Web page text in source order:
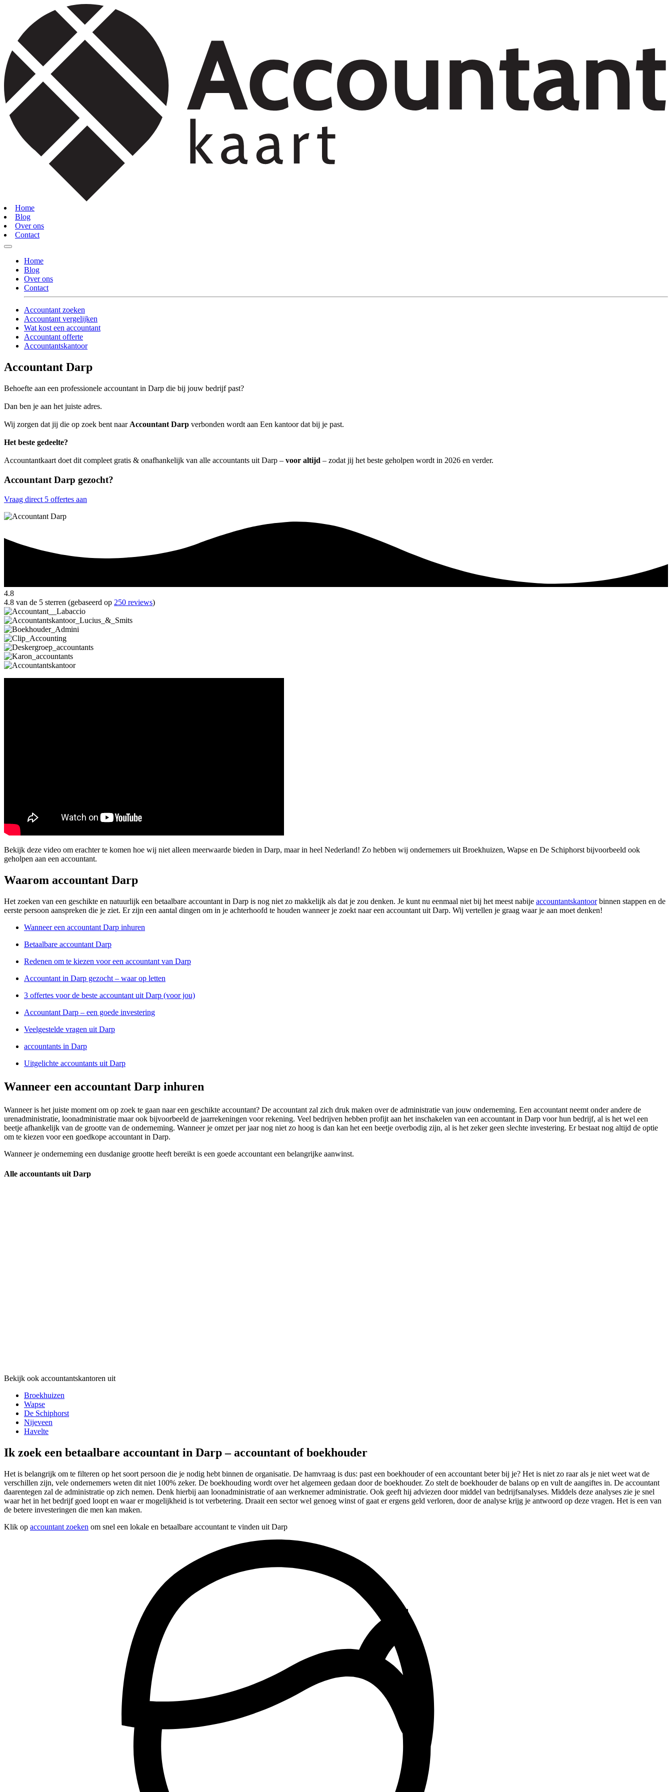
Home
Blog
Over ons
Contact
Home
Blog
Over ons
Contact
Accountant zoeken
Accountant vergelijken
Wat kost een accountant
Accountant offerte
Accountantskantoor
Accountant Darp
Behoefte aan een professionele accountant in Darp die bij jouw bedrijf past?
Dan ben je aan het juiste adres.
Wij zorgen dat jij die op zoek bent naar Accountant Darp verbonden wordt aan Een kantoor dat bij je past.
Het beste gedeelte?
Accountantkaart doet dit compleet gratis & onafhankelijk van alle accountants uit Darp – voor altijd – zodat jij het beste geholpen wordt in 2026 en verder.
Accountant Darp gezocht?
Vraag direct 5 offertes aan
4.8
4.8 van de 5 sterren (gebaseerd op 250 reviews)
Bekijk deze video om erachter te komen hoe wij niet alleen meerwaarde bieden in Darp, maar in heel Nederland! Zo hebben wij ondernemers uit Broekhuizen, Wapse en De Schiphorst bijvoorbeeld ook
geholpen aan een accountant.
Waarom accountant Darp
Het zoeken van een geschikte en natuurlijk een betaalbare accountant in Darp is nog niet zo makkelijk als dat je zou denken. Je kunt nu eenmaal niet bij het meest nabije accountantskantoorbinnen stappen en de
eerste persoon aanspreken die je ziet. Er zijn een aantal dingen om in je achterhoofd te houden wanneer je zoekt naar een accountant uit Darp. Wij vertellen je graag waar je aan moet denken!
Wanneer een accountant Darp inhuren
Betaalbare accountant Darp
Redenen om te kiezen voor een accountant van Darp
Accountant in Darp gezocht – waar op letten
3 offertes voor de beste accountant uit Darp (voor jou)
Accountant Darp – een goede investering
Veelgestelde vragen uit Darp
accountants in Darp
Uitgelichte accountants uit Darp
Wanneer een accountant Darp inhuren
Wanneer is het juiste moment om op zoek te gaan naar een geschikte accountant? De accountant zal zich druk maken over de administratie van jouw onderneming. Een accountant neemt onder andere de
urenadministratie, loonadministratie maar ook bijvoorbeeld de jaarrekeningen voor rekening. Veel bedrijven hebben profijt aan het inschakelen van een accountant in Darp voor hun bedrijf, al is het wel een
beetje afhankelijk van de grootte van de onderneming. Wanneer je omzet per jaar nog niet zo hoog is dan kan het een beetje overbodig zijn, al is het zeker geen slechte investering. Er bestaat nog altijd de optie
om te kiezen voor een goedkope accountant in Darp.
Wanneer je onderneming een dusdanige grootte heeft bereikt is een goede accountant een belangrijke aanwinst.
Alle accountants uit Darp
Bekijk ook accountantskantoren uit
Broekhuizen
Wapse
De Schiphorst
Nijeveen
Havelte
Ik zoek een betaalbare accountant in Darp – accountant of boekhouder
Het is belangrijk om te filteren op het soort persoon die je nodig hebt binnen de organisatie. De hamvraag is dus: past een boekhouder of een accountant beter bij je? Het is niet zo raar als je niet weet wat de
verschillen zijn, vele ondernemers weten dit niet 100% zeker. De boekhouding wordt over het algemeen gedaan door de boekhouder. Zo stelt de boekhouder de balans op en vult de aangiftes in. De accountant
daarentegen zal de administratie op zich nemen. Denk hierbij aan loonadministratie of aan werknemer administratie. Ook geeft hij adviezen door middel van bedrijfsanalyses. Middels deze analyses zie je snel
waar het in het bedrijf goed loopt en waar er mogelijkheid is tot verbetering. Draait een sector wel genoeg winst of gaat er ergens geld verloren, door de analyse krijg je antwoord op deze vragen. Het is een van
de betere investeringen die men kan maken.
Klik op accountant zoeken om snel een lokale en betaalbare accountant te vinden uit Darp